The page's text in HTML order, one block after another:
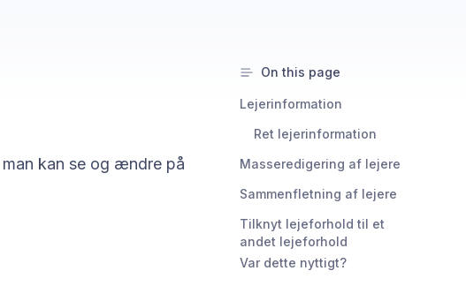
kan se og ændre på
On this page
Lejerinformation
Ret lejerinformation
Masseredigering af lejere
Sammenfletning af lejere
Tilknyt lejeforhold til et
andet lejeforhold
Var dette nyttigt?